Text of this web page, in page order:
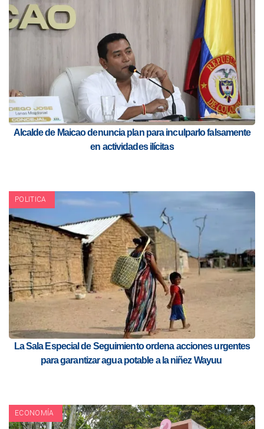
Alcalde de Maicao denuncia plan para inculparlo falsamente
en actividades ilícitas
POLITICA
La Sala Especial de Seguimiento ordena acciones urgentes
para garantizar agua potable a la niñez Wayuu
ECONOMÍA